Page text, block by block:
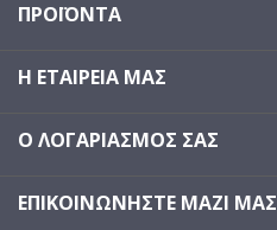
ΠΡΟΪΌΝΤΑ
Η ΕΤΑΙΡΕΊΑ ΜΑΣ
Ο ΛΟΓΑΡΙΑΣΜΌΣ ΣΑΣ
ΕΠΙΚΟΙΝΩΝΉΣΤΕ ΜΑΖΊ ΜΑΣ